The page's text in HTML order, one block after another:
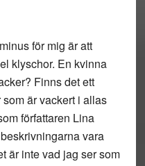
för mig är att
klyschor. En kvinna
Finns det ett
är vackert i allas
författaren Lina
vara
är inte vad jag ser som